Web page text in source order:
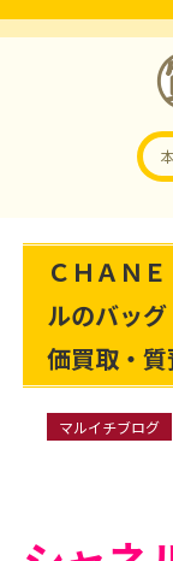
ＣＨＡＮ
ルのバッ
価買取・
マルイチブログ